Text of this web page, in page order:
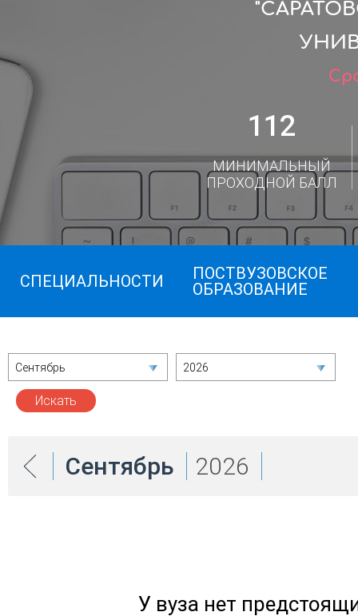
112
МИНИМАЛЬНЫЙ
ПРОХОДНОЙ БАЛЛ
СПЕЦИАЛЬНОСТИ
ПОСТВУЗОВСКОЕ
ОБРАЗОВАНИЕ
Сентябрь 2026
Сентябрь 2026
У вуза нет